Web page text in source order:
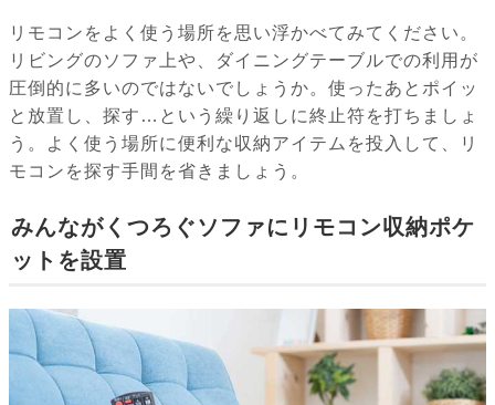
リモコンをよく使う場所を思い浮かべてみてください。
リビングのソファ上や、ダイニングテーブルでの利用が
圧倒的に多いのではないでしょうか。使ったあとポイッ
と放置し、探す…という繰り返しに終止符を打ちましょ
う。よく使う場所に便利な収納アイテムを投入して、リ
モコンを探す手間を省きましょう。
みんながくつろぐソファにリモコン収納ポケ
ットを設置